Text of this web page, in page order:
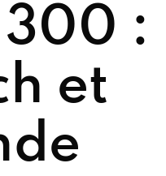
300 :
et